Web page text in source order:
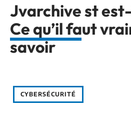
Jvarchive st
Ce qu’il faut
savoir
CYBERSÉCURITÉ